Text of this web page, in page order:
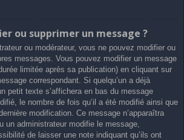
ou supprimer un message ?
ou modérateur, vous ne pouvez modifier ou
messages. Vous pouvez modifier un message
limitée après sa publication) en cliquant sur
correspondant. Si quelqu’un a déjà
petit texte s’affichera en bas du message
le nombre de fois qu’il a été modifié ainsi que
modification. Ce message n’apparaîtra
un administrateur modifie le message,
de laisser une note indiquant qu’ils ont